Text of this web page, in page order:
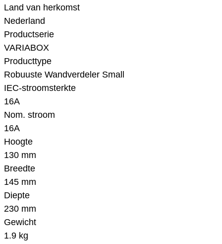
Land van herkomst
Nederland
Productserie
VARIABOX
Producttype
Robuuste Wandverdeler Small
IEC-stroomsterkte
16A
Nom. stroom
16A
Hoogte
130 mm
Breedte
145 mm
Diepte
230 mm
Gewicht
1.9 kg